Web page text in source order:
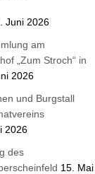
Juni 2026
am
„Zum Stroch“ in
2026
und Burgstall
2026
des
15. Mai